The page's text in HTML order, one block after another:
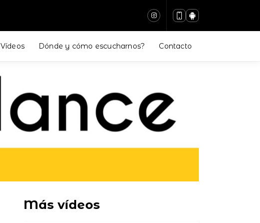
Vídeos Dónde y cómo escucharnos? Contacto
Más vídeos